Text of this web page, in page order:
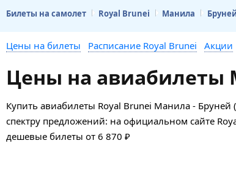
Билеты на самолет Royal Brunei Манила
Цены на билеты Расписание Royal Brunei Акции
Цены на авиабилеты
Купить авиабилеты Royal Brunei Манила -
спектру предложений: на официальном сайте
дешевые билеты от 6 870 ₽